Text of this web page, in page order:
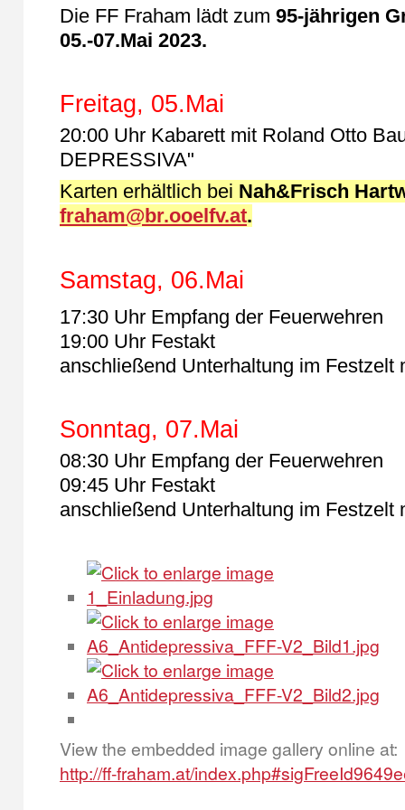
Die FF Fraham lädt zum 95-jährigen
05.-07.Mai 2023.
Freitag, 05.Mai
20:00 Uhr Kabarett mit Roland Otto
DEPRESSIVA"
Karten erhältlich bei Nah&Frisch
fraham@br.ooelfv.at.
Samstag, 06.Mai
17:30 Uhr Empfang der Feuerwehren
19:00 Uhr Festakt
anschließend Unterhaltung im Festzelt
Sonntag, 07.Mai
08:30 Uhr Empfang der Feuerwehren
09:45 Uhr Festakt
anschließend Unterhaltung im Festzelt
View the embedded image gallery online at:
http://ff-fraham.at/